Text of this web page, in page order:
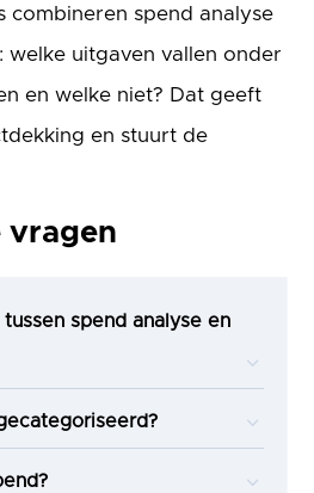
combineren spend analyse
welke uitgaven vallen onder
en welke niet? Dat geeft
en stuurt de
vragen
spend analyse en